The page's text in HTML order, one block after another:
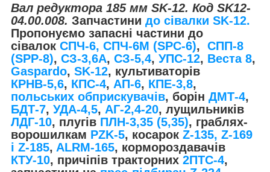
Вал редуктора 185 мм SK-12. Код SK12-
04.00.008. Запчастини до сівалки SK-12.
Пропонуємо запасні частини до
сівалок СПЧ-6, СПЧ-6М (SPС-6), СПП-8
(SPP-8), СЗ-3,6А, СЗ-5,4, УПС-12, Веста 8,
Gaspardo, SK-12, культиваторів
КРНВ-5,6, КПС-4, АП-6, КПЕ-3,8,
польських обприскувачів, борін ДМТ-4,
БДТ-7, УДА-4,5, АГ-2,4-20, лущильників
ЛДГ-10, плугів ПЛН-3,35 (5,35), граблях-
ворошилкам PZK-5, косарок Z-135, Z-169
і Z-185, ALRM-165, кормороздавачів
КТУ-10, причіпів тракторних 2ПТС-4,